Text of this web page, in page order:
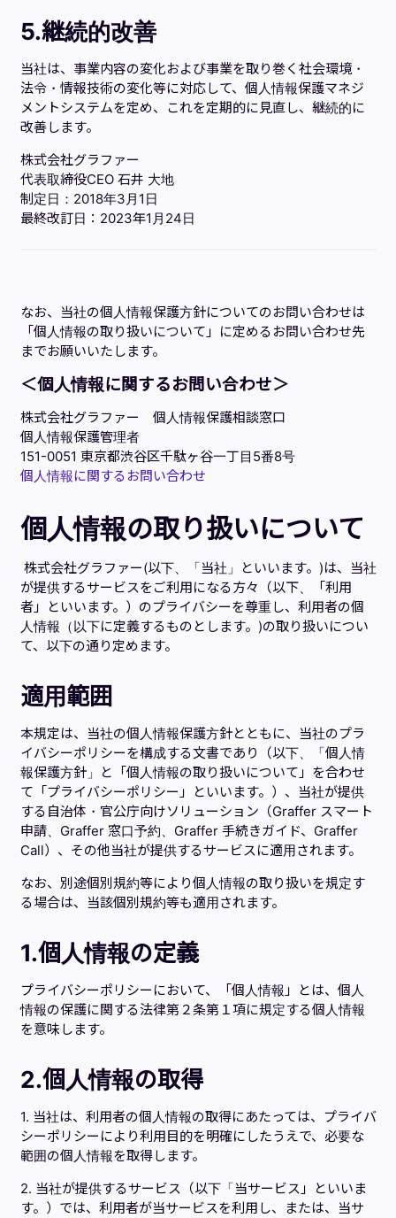
5.継続的改善
当社は、事業内容の変化および事業を取り巻く社会環境・
法令・情報技術の変化等に対応して、個人情報保護マネジ
メントシステムを定め、これを定期的に見直し、継続的に
改善します。
株式会社グラファー
代表取締役CEO 石井 大地
制定日：2018年3月1日
最終改訂日：2023年1月24日
なお、当社の個人情報保護方針についてのお問い合わせは
「個人情報の取り扱いについて」に定めるお問い合わせ先
までお願いいたします。
＜個人情報に関するお問い合わせ＞
株式会社グラファー 個人情報保護相談窓口
個人情報保護管理者
151-0051 東京都渋谷区千駄ヶ谷一丁目5番8号
個人情報に関するお問い合わせ
個人情報の取り扱いについて
株式会社グラファー(以下、「当社」といいます。)は、当社
が提供するサービスをご利用になる方々（以下、「利用
者」といいます。）のプライバシーを尊重し、利用者の個
人情報（以下に定義するものとします。)の取り扱いについ
て、以下の通り定めます。
適用範囲
本規定は、当社の個人情報保護方針とともに、当社のプラ
イバシーポリシーを構成する文書であり（以下、「個人情
報保護方針」と「個人情報の取り扱いについて」を合わせ
て「プライバシーポリシー」といいます。）、当社が提供
する自治体・官公庁向けソリューション（Graffer スマート
申請、Graffer 窓口予約、Graffer 手続きガイド、Graffer
Call）、その他当社が提供するサービスに適用されます。
なお、別途個別規約等により個人情報の取り扱いを規定す
る場合は、当該個別規約等も適用されます。
1.個人情報の定義
プライバシーポリシーにおいて、「個人情報」とは、個人
情報の保護に関する法律第２条第１項に規定する個人情報
を意味します。
2.個人情報の取得
1. 当社は、利用者の個人情報の取得にあたっては、プライバ
シーポリシーにより利用目的を明確にしたうえで、必要な
範囲の個人情報を取得します。
2. 当社が提供するサービス（以下「当サービス」といいま
す。）では、利用者が当サービスを利用し、または、当サ